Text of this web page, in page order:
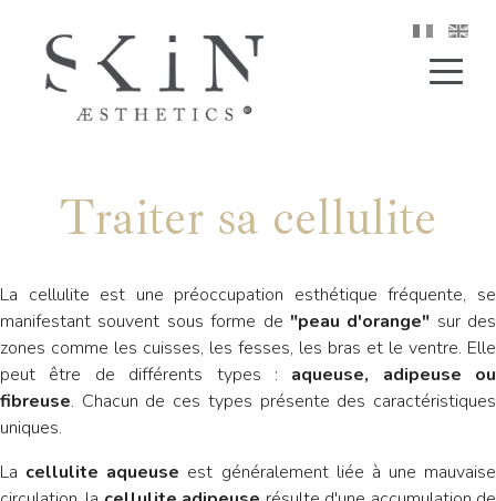
Traiter sa cellulite
La cellulite est une préoccupation esthétique fréquente, se
manifestant souvent sous forme de "peau d'orange" sur des
zones comme les cuisses, les fesses, les bras et le ventre. Elle
peut être de différents types : aqueuse, adipeuse ou
fibreuse. Chacun de ces types présente des caractéristiques
uniques.
La cellulite aqueuse est généralement liée à une mauvaise